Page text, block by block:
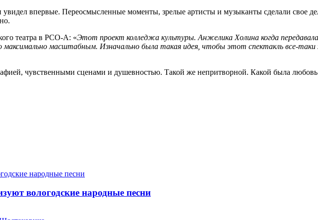
впервые. Переосмысленные моменты, зрелые артисты и музыканты сделали свое
театра в РСО-А: «Этот проект колледжа культуры. Анжелика Холина когда
масштабным. Изначально была такая идея, чтобы этот спектакль все-таки
чувственными сценами и душевностью. Такой же непритворной. Какой была
вологодские народные песни